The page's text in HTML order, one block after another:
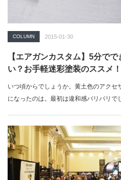
COLUMN 2015-01-30
【エアガンカスタム】5分で
い？お手軽迷彩塗装のススメ
いつ頃からでしょうか。黄土色のアクセ
になったのは。最初は違和感バリバリで